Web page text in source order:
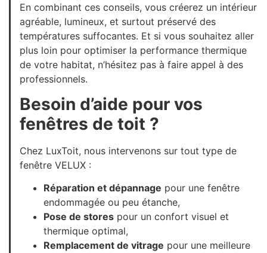
En combinant ces conseils, vous créerez un intérieur
agréable, lumineux, et surtout préservé des
températures suffocantes. Et si vous souhaitez aller
plus loin pour optimiser la performance thermique
de votre habitat, n’hésitez pas à faire appel à des
professionnels.
Besoin d’aide pour vos
fenêtres de toit ?
Chez LuxToit, nous intervenons sur tout type de
fenêtre VELUX :
Réparation et dépannage pour une fenêtre
endommagée ou peu étanche,
Pose de stores pour un confort visuel et
thermique optimal,
Remplacement de vitrage pour une meilleure